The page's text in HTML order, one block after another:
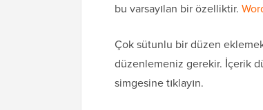
bu varsayılan bir özelliktir.
Çok sütunlu bir düzen
düzenlemeniz gerekir. İçerik
simgesine tıklayın.